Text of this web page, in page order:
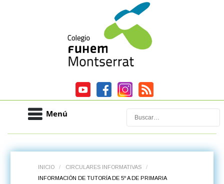
Menú Buscar
INICIO / CIRCULARES INFORMATIVAS
/
INFORMACIÓN DE TUTORÍA DE 5º A DE PRIMARIA